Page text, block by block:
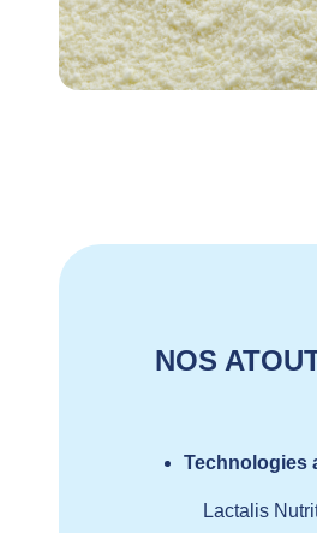
NOS
Technologies
Lactalis